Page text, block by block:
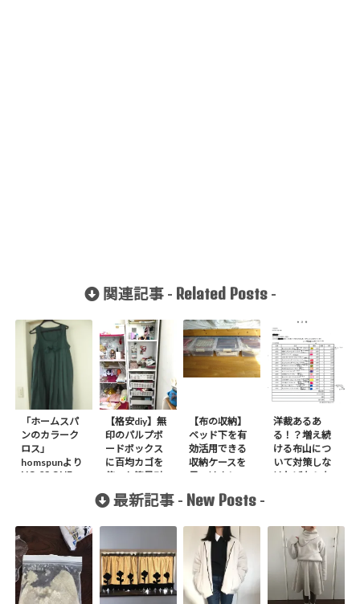
関連記事 - Related Posts-
「ホームスパ
ンのカラーク
ロス」
homspunより
NO.03 ONE
【格安diy】無
印のパルプボ
ードボックス
に百均カゴを
使った簡易引
き出しをつけ
る
【布の収納】
ベッド下を有
効活用できる
収納ケースを
見つけまし
洋裁あるあ
る！？増え続
ける布山につ
いて対策しな
ければならな
最新記事 - New Posts -